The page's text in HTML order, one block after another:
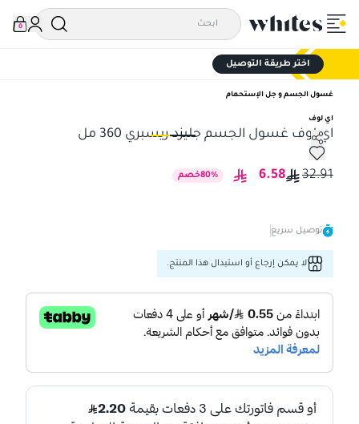
0
اختر طريقة التوصيل
غسول الجسم و جل الإستحمام
اي لوف
اي لوف غسول الجسم جليزد ريسبري 360 مل
اي لوف غسول الجسم جليزد ريسبري 360 مل
32.91
6.58
80% خصم
توصيل سريع
لا يمكن إرجاع أو استبدال هذا المنتج.